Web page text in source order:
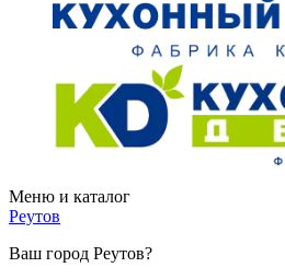
Меню и каталог
Реутов
Ваш город Реутов?